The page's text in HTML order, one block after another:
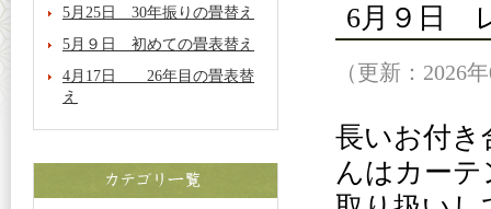
6月９日
（更新：2026
長いお付き
んはカー
5月25日 30年振りの畳替え
5月９日 初めての畳表替え
4月17日 26年目の畳表替
え